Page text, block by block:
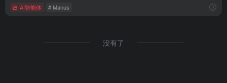
AI智能体 # Manus
没有了